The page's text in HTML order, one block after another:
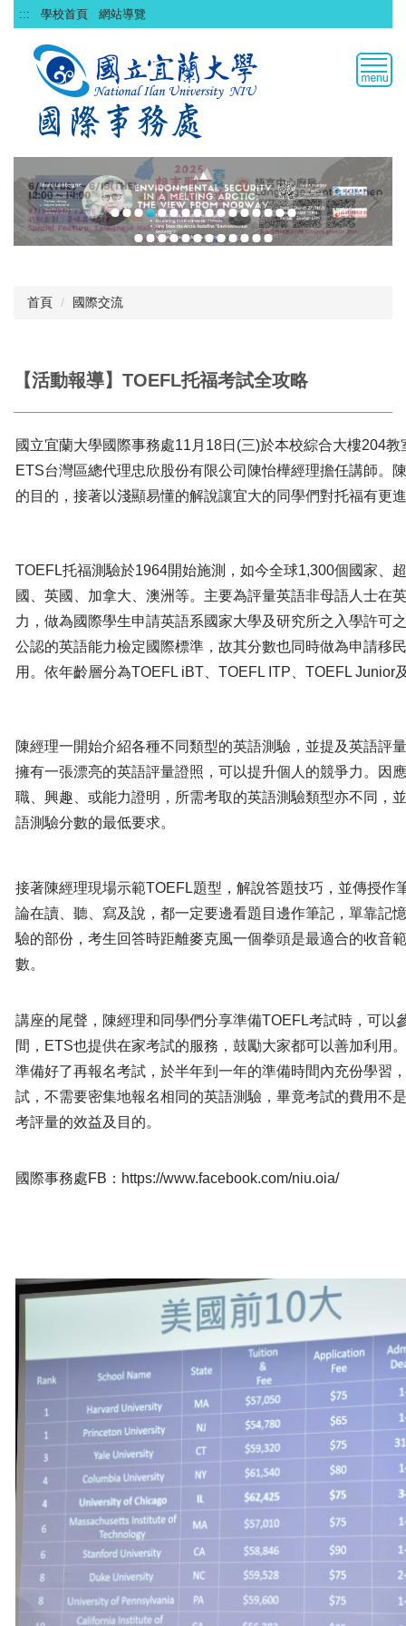
跳
到
::: 學校首頁 網站導覽
首頁 國際交流
【活動報導】TOEFL托福考試全攻略
國立宜蘭大學國際事務處11月18日(三)於本校綜合大樓204
ETS台灣區總代理忠欣股份有限公司陳怡樺經理擔任講師。
的目的，接著以淺顯易懂的解說讓宜大的同學們對托福有更
TOEFL托福測驗於1964開始施測，如今全球1,300個國家、
國、英國、加拿大、澳洲等。主要為評量英語非母語人士在
力，做為國際學生申請英語系國家大學及研究所之入學許可
公認的英語能力檢定國際標準，故其分數也同時做為申請移
用。依年齡層分為TOEFL iBT、TOEFL ITP、TOEFL Junior
陳經理一開始介紹各種不同類型的英語測驗，並提及英語評
擁有一張漂亮的英語評量證照，可以提升個人的競爭力。因
職、興趣、或能力證明，所需考取的英語測驗類型亦不同，
語測驗分數的最低要求。
接著陳經理現場示範TOEFL題型，解說答題技巧，並傳授作
論在讀、聽、寫及說，都一定要邊看題目邊作筆記，單靠記
驗的部份，考生回答時距離麥克風一個拳頭是最適合的收音
數。
講座的尾聲，陳經理和同學們分享準備TOEFL考試時，可以
間，ETS也提供在家考試的服務，鼓勵大家都可以善加利用
準備好了再報名考試，於半年到一年的準備時間內充份學習
試，不需要密集地報名相同的英語測驗，畢竟考試的費用不
考評量的效益及目的。
國際事務處FB：https://www.facebook.com/niu.oia/